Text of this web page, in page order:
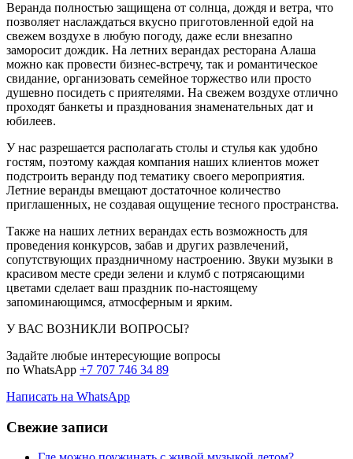
Веранда полностью защищена от солнца, дождя и ветра, что
позволяет наслаждаться вкусно приготовленной едой на
свежем воздухе в любую погоду, даже если внезапно
заморосит дождик. На летних верандах ресторана Алаша
можно как провести бизнес-встречу, так и романтическое
свидание, организовать семейное торжество или просто
душевно посидеть с приятелями. На свежем воздухе отлично
проходят банкеты и празднования знаменательных дат и
юбилеев.
У нас разрешается располагать столы и стулья как удобно
гостям, поэтому каждая компания наших клиентов может
подстроить веранду под тематику своего мероприятия.
Летние веранды вмещают достаточное количество
приглашенных, не создавая ощущение тесного пространства.
Также на наших летних верандах есть возможность для
проведения конкурсов, забав и других развлечений,
сопутствующих праздничному настроению. Звуки музыки в
красивом месте среди зелени и клумб с потрясающими
цветами сделает ваш праздник по-настоящему
запоминающимся, атмосферным и ярким.
У ВАС ВОЗНИКЛИ ВОПРОСЫ?
Задайте любые интересующие вопросы
по WhatsApp +7 707 746 34 89
Написать на WhatsApp
Свежие записи